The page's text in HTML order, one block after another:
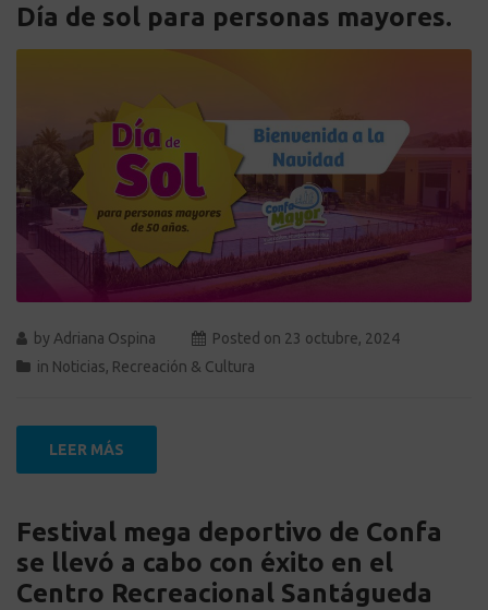
Día de sol para personas mayores.
byAdriana Ospina Posted on 23 octubre, 2024
in Noticias, Recreación & Cultura
LEER MÁS
Festival mega deportivo de Confa
se llevó a cabo con éxito en el
Centro Recreacional Santágueda